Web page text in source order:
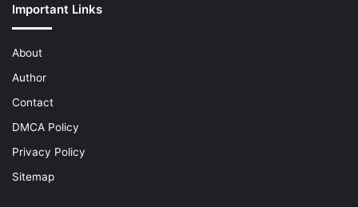
Important Links
About
Author
Contact
DMCA Policy
Privacy Policy
Sitemap